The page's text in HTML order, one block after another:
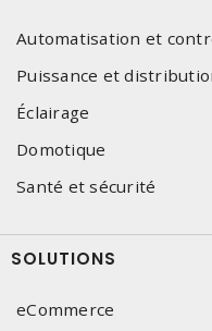
Automatisation et
Puissance et
Éclairage
Domotique
Santé et sécurité
SOLUTIONS
eCommerce